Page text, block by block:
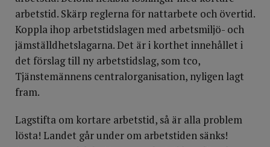
arbetstid. Skärp reglerna för nattarbete och övertid.
Koppla ihop arbetstidslagen med arbetsmiljö- och
jämställdhetslagarna. Det är i korthet innehållet i
det förslag till ny arbetstidslag, som tco,
Tjänstemännens centralorganisation, nyligen lagt
fram.
Lagstifta om kortare arbetstid, så är alla problem
lösta! Landet går under om arbetstiden sänks!